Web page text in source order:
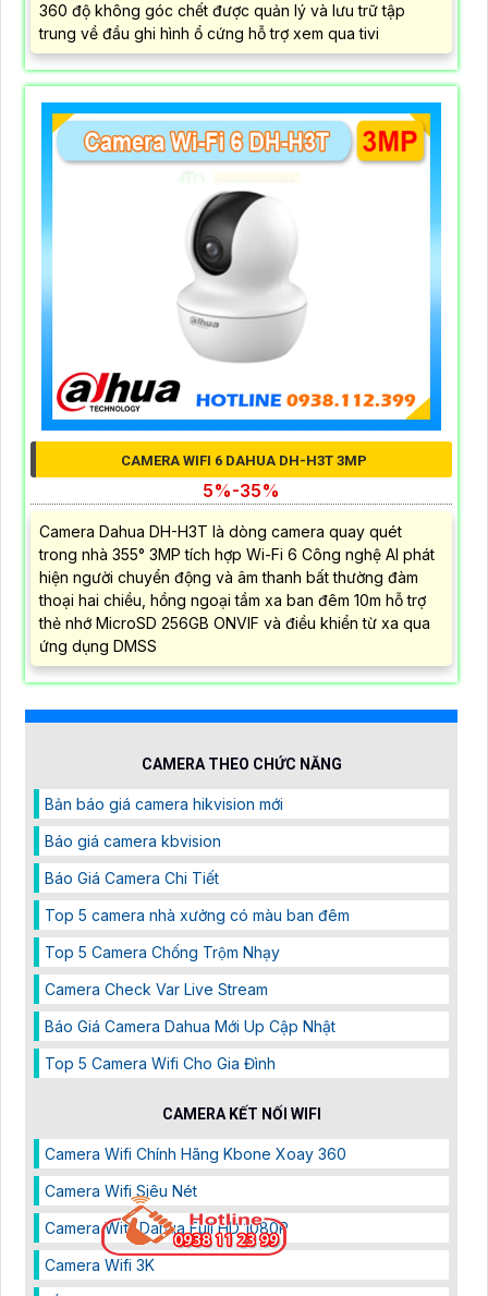
360 độ không góc chết được quản lý và lưu trữ tập
trung về đầu ghi hình ổ cứng hỗ trợ xem qua tivi
CAMERA WIFI 6 DAHUA DH-H3T 3MP
5%-35%
Camera Dahua DH-H3T là dòng camera quay quét
trong nhà 355° 3MP tích hợp Wi-Fi 6 Công nghệ AI phát
hiện người chuyển động và âm thanh bất thường đàm
thoại hai chiều, hồng ngoại tầm xa ban đêm 10m hỗ trợ
thẻ nhớ MicroSD 256GB ONVIF và điều khiển từ xa qua
ứng dụng DMSS
CAMERA THEO CHỨC NĂNG
Bản báo giá camera hikvision mới
Báo giá camera kbvision
Báo Giá Camera Chi Tiết
Top 5 camera nhà xưởng có màu ban đêm
Top 5 Camera Chống Trộm Nhạy
Camera Check Var Live Stream
Báo Giá Camera Dahua Mới Up Cập Nhật
Top 5 Camera Wifi Cho Gia Đình
CAMERA KẾT NỐI WIFI
Camera Wifi Chính Hãng Kbone Xoay 360
Camera Wifi Siêu Nét
Camera Wifii Dahua Full HD 1080P
Camera Wifi 3K